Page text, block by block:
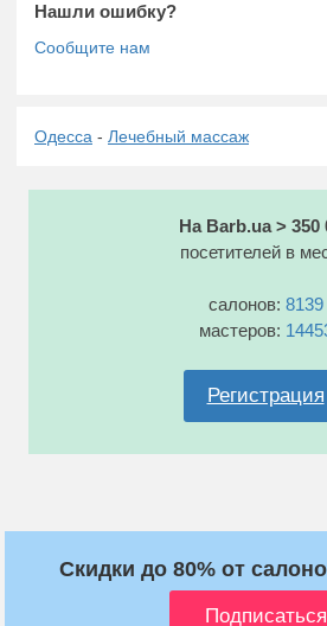
Нашли ошибку?
Одесса - Лечебный массаж
На Barb.ua > 350
посетителей в
салонов: 8139
мастеров:
Регистрация
Скидки до 80% от